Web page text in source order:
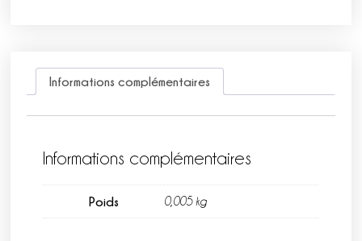
Informations complémentaires
Informations complémentaires
Poids 0,005 kg